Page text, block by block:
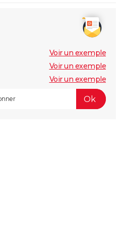
Voir un exemple
Voir un exemple
Voir un exemple